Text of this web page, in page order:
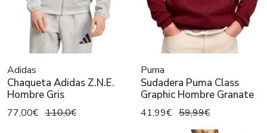
Adidas
Chaqueta Adidas Z.N.E.
Hombre Gris
77,00€ 110,0€
Puma
Sudadera Puma Class
Graphic Hombre Granate
41,99€ 59,99€